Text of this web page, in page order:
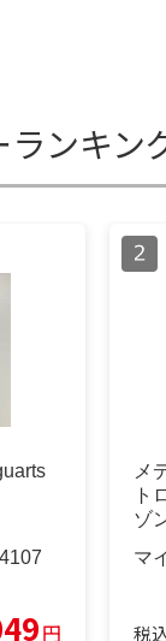
ンキン
4107
円
メ
ト
ゾ
マ
税